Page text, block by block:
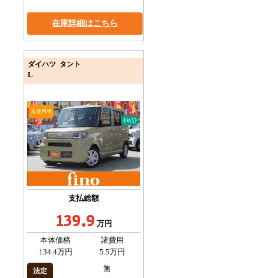
在庫詳細はこちら
ダイハツ タント
L
未使用車
4WD
支払総額
139.9 万円
本体価格
134.4万円
諸費用
5.5万円
法定
無